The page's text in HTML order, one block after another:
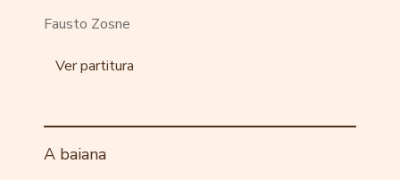
Fausto Zosne
Ver partitura
A baiana